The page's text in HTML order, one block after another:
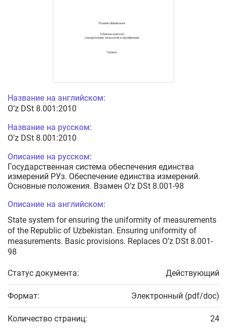
Название на английском:
O’z DSt 8.001:2010
Название на русском:
O’z DSt 8.001:2010
Описание на русском:
Государственная система обеспечения единства
измерений РУз. Обеспечение единства измерений.
Основные положения. Взамен O’z DSt 8.001-98
Описание на английском:
State system for ensuring the uniformity of measurements
of the Republic of Uzbekistan. Ensuring uniformity of
measurements. Basic provisions. Replaces O’z DSt 8.001-
98
Статус документа: Действующий
Формат: Электронный (pdf/doc)
Количество страниц: 24